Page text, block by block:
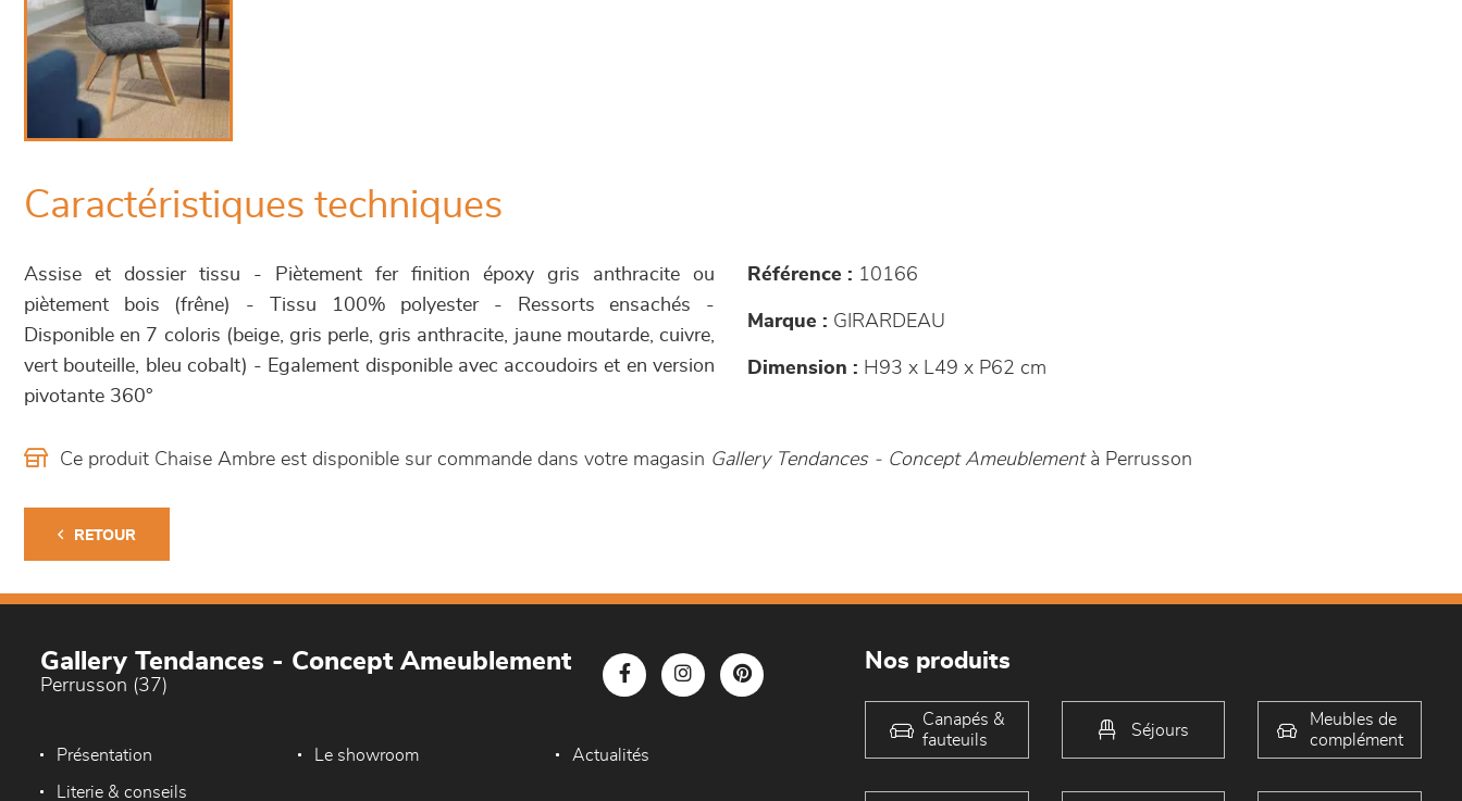
Caractéristiques techniques
Assise et dossier tissu - Piètement fer finition époxy gris anthracite ou
piètement bois (frêne) - Tissu 100% polyester - Ressorts ensachés -
Disponible en 7 coloris (beige, gris perle, gris anthracite, jaune moutarde, cuivre,
vert bouteille, bleu cobalt) - Egalement disponible avec accoudoirs et en version
pivotante 360°
Référence : 10166
Marque : GIRARDEAU
Dimension : H93 x L49 x P62 cm
Ce produit Chaise Ambre est disponible sur commande dans votre magasin Gallery Tendances - Concept Ameublement à Perrusson
RETOUR
Gallery Tendances - Concept Ameublement
Perrusson (37)
Présentation Le showroom Actualités
Literie & conseils
Nos produits
Canapés &
fauteuils
Séjours
Meubles de
complément